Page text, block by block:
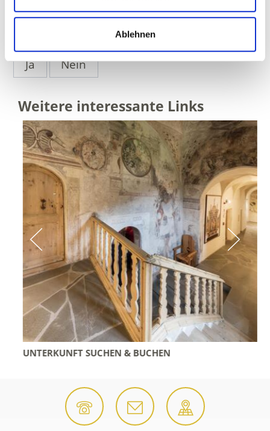
Ablehnen
WAR DER INHALT FÜR SIE HILFREICH?
Ja
Nein
Weitere interessante Links
UNTERKUNFT SUCHEN & BUCHEN